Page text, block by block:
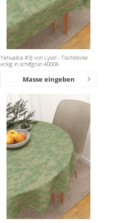
Yahualica #3J von Lysel - Tischdecke
eckig in schilfgrün 40006
Masse eingeben